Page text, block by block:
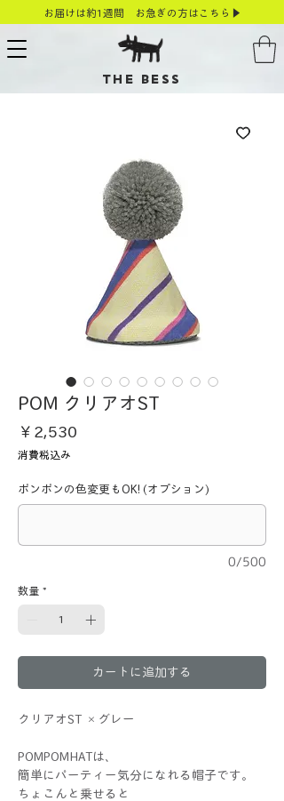
お届けは約1週間 お急ぎの方はこちら▶
THE BESS
POM クリアオST
￥2,530
消費税込み
ポンポンの色変更もOK! (オプション)
0/500
数量 *
カートに追加する
クリアオST ×グレー
POMPOMHATは、
簡単にパーティー気分になれる帽子です。
ちょこんと乗せると